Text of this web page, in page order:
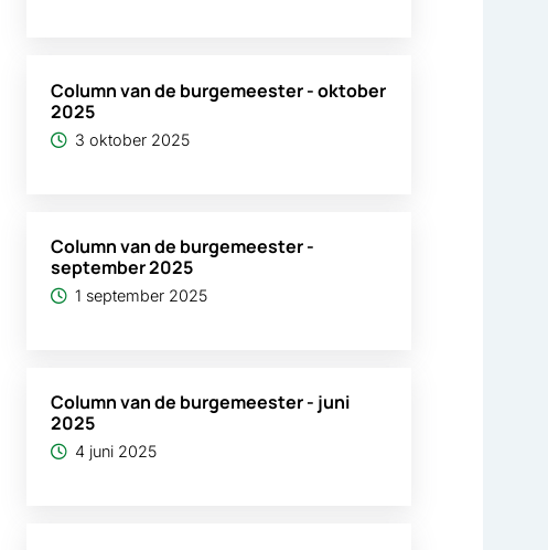
Column van de burgemeester - oktober
2025
3 oktober 2025
Column van de burgemeester -
september 2025
1 september 2025
Column van de burgemeester - juni
2025
4 juni 2025